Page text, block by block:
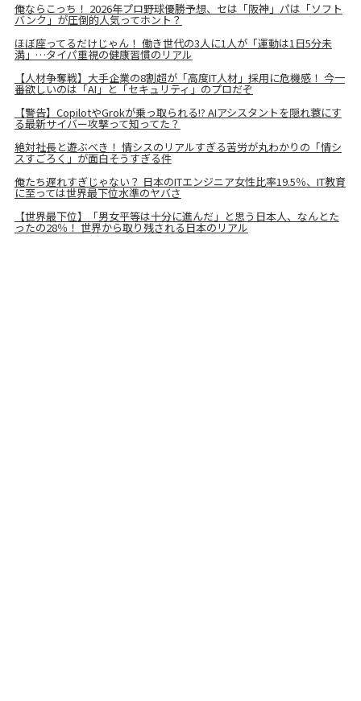
俺ならこっち！ 2026年プロ野球優勝予想、セは「阪神」パは「ソフト
バンク」が圧倒的人気ってホント？
ほぼ座ってるだけじゃん！ 働き世代の3人に1人が「運動は1日5分未
満」…タイパ重視の健康習慣のリアル
【人材争奪戦】大手企業の8割超が「高度IT人材」採用に危機感！ 今一
番欲しいのは「AI」と「セキュリティ」のプロだぞ
【警告】CopilotやGrokが乗っ取られる!? AIアシスタントを隠れ蓑にす
る最新サイバー攻撃って知ってた？
絶対社長と遊ぶべき！ 情シスのリアルすぎる苦労が丸わかりの「情シ
スすごろく」が面白そうすぎる件
俺たち遅れすぎじゃない？ 日本のITエンジニア女性比率19.5％、IT教育
に至っては世界最下位水準のヤバさ
【世界最下位】「男女平等は十分に進んだ」と思う日本人、なんとた
ったの28％！ 世界から取り残される日本のリアル